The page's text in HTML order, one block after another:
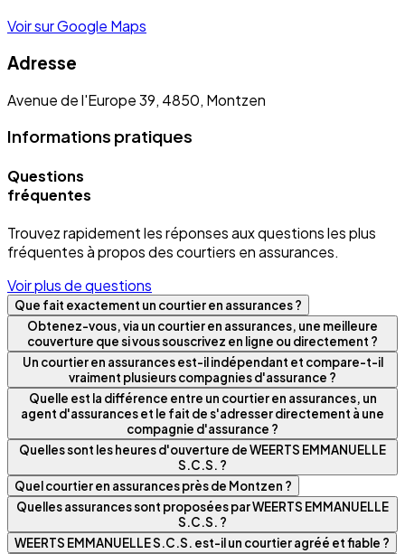
Voir sur Google Maps
Adresse
Avenue de l'Europe 39, 4850, Montzen
Informations pratiques
Questions
fréquentes
Trouvez rapidement les réponses aux questions les plus
fréquentes à propos des courtiers en assurances.
Voir plus de questions
Que fait exactement un courtier en assurances ?
Obtenez-vous, via un courtier en assurances, une meilleure
couverture que si vous souscrivez en ligne ou directement ?
Un courtier en assurances est-il indépendant et compare-t-il
vraiment plusieurs compagnies d'assurance ?
Quelle est la différence entre un courtier en assurances, un
agent d'assurances et le fait de s'adresser directement à une
compagnie d'assurance ?
Quelles sont les heures d'ouverture de WEERTS EMMANUELLE
S.C.S. ?
Quel courtier en assurances près de Montzen ?
Quelles assurances sont proposées par WEERTS EMMANUELLE
S.C.S. ?
WEERTS EMMANUELLE S.C.S. est-il un courtier agréé et fiable ?